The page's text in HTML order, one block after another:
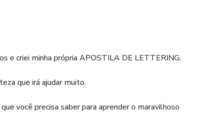
e criei minha própria APOSTILA DE LETTERING.
que irá ajudar muito.
você precisa saber para aprender o maravilhoso